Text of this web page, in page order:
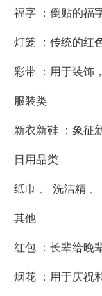
福字 ：倒贴的福
灯笼 ：传统的红
彩带 ：用于装饰
服装类
新衣新鞋 ：象征
日用品类
纸巾 、 洗洁精
其他
红包 ：长辈给晚
烟花 ：用于庆祝